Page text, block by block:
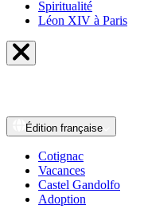
Spiritualité
Léon XIV à Paris
Édition française
Cotignac
Vacances
Castel Gandolfo
Adoption